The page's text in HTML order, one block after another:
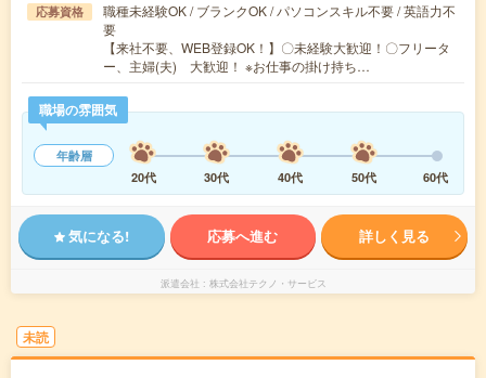
応募資格
職種未経験OK / ブランクOK / パソコンスキル不要 / 英語力不
要
【来社不要、WEB登録OK！】〇未経験大歓迎！〇フリータ
ー、主婦(夫) 大歓迎！ ※お仕事の掛け持ち…
職場の雰囲気
年齢層
20代
30代 40代 50代 60代
気になる! 応募へ進む 詳しく見る
派遣会社 株式会社テクノ・サービス
未読